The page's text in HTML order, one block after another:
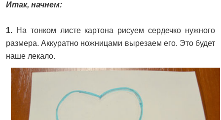
Итак, начнем:
1. На тонком листе картона рисуем сердечко нужного
размера. Аккуратно ножницами вырезаем его. Это будет
наше лекало.